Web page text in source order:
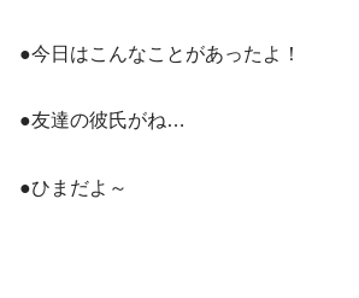
●今日はこんなことがあったよ！
●友達の彼氏がね…
●ひまだよ～